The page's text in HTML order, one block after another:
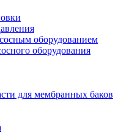
оборудованием
оборудования
для мембранных баков